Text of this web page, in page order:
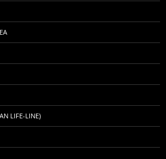
LIFE-LINE)